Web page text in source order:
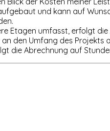
und kann auf
Etagen umfasst, erfolgt
den Umfang des Projekts
die Abrechnung auf